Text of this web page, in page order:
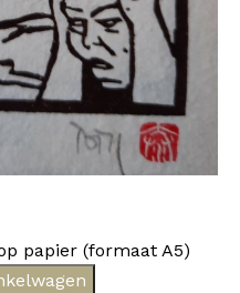
papier (formaat A5)